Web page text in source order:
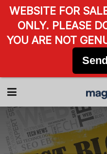
WEBSITE FOR
ONLY. PLEASE
YOU ARE NOT